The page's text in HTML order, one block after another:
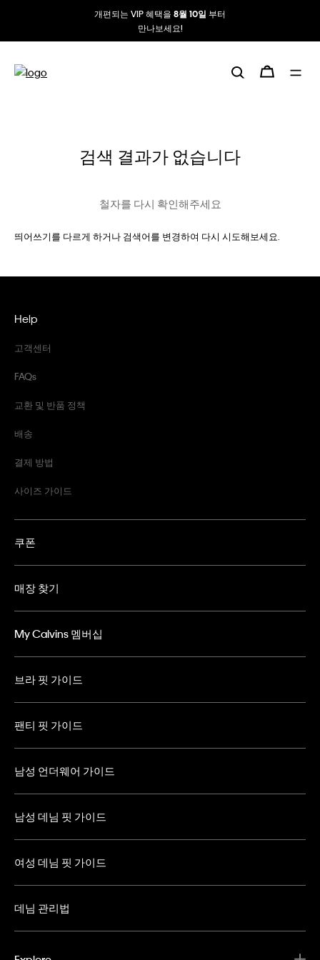
개편되는 VIP 혜택을 8월 10일 부터
만나보세요!
검색 결과가 없습니다
철자를 다시 확인해주세요
띄어쓰기를 다르게 하거나 검색어를 변경하여 다시 시도해보세요.
Help
고객센터
FAQs
교환 및 반품 정책
배송
결제 방법
사이즈 가이드
쿠폰
매장 찾기
My Calvins 멤버십
브라 핏 가이드
팬티 핏 가이드
남성 언더웨어 가이드
남성 데님 핏 가이드
여성 데님 핏 가이드
데님 관리법